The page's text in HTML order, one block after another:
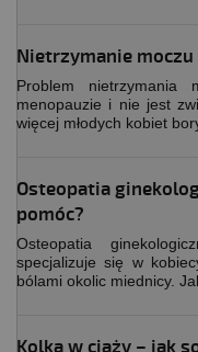
Nietrzymanie moczu
Problem
menopauzie i nie jest
więcej młodych kobiet
Osteopatia
pomóc?
Osteopatia
specjalizuje się w
bólami okolic miednicy.
Kolka w ciąży – jak